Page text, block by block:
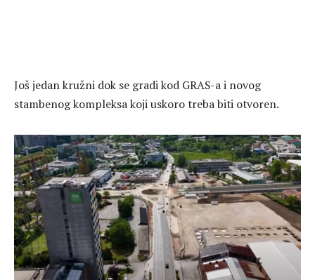
Još jedan kružni dok se gradi kod GRAS-a i novog
stambenog kompleksa koji uskoro treba biti otvoren.